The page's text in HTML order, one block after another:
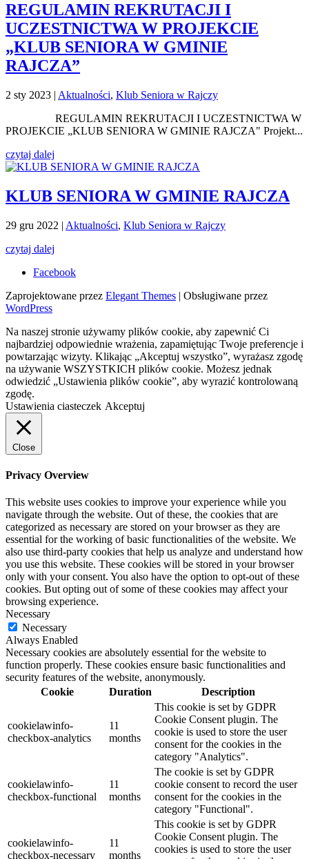
REGULAMIN REKRUTACJI I
UCZESTNICTWA W PROJEKCIE
„KLUB SENIORA W GMINIE
RAJCZA”
2 sty 2023 | Aktualności, Klub Seniora w Rajczy
REGULAMIN REKRUTACJI I UCZESTNICTWA W
PROJEKCIE „KLUB SENIORA W GMINIE RAJCZA" Projekt...
czytaj dalej
KLUB SENIORA W GMINIE RAJCZA
29 gru 2022 | Aktualności, Klub Seniora w Rajczy
czytaj dalej
Facebook
Zaprojektowane przez Elegant Themes | Obsługiwane przez
WordPress
Na naszej stronie używamy plików cookie, aby zapewnić Ci
najbardziej odpowiednie wrażenia, zapamiętując Twoje preferencje i
powtarzając wizyty. Klikając „Akceptuj wszystko”, wyrażasz zgodę
na używanie WSZYSTKICH plików cookie. Możesz jednak
odwiedzić „Ustawienia plików cookie”, aby wyrazić kontrolowaną
zgodę.
Ustawienia ciasteczek Akceptuj
Close
Privacy Overview
This website uses cookies to improve your experience while you
navigate through the website. Out of these, the cookies that are
categorized as necessary are stored on your browser as they are
essential for the working of basic functionalities of the website. We
also use third-party cookies that help us analyze and understand how
you use this website. These cookies will be stored in your browser
only with your consent. You also have the option to opt-out of these
cookies. But opting out of some of these cookies may affect your
browsing experience.
Necessary
Necessary
Always Enabled
Necessary cookies are absolutely essential for the website to
function properly. These cookies ensure basic functionalities and
security features of the website, anonymously.
Cookie
Duration Description
cookielawinfo-
checkbox-analytics
11
months
This cookie is set by GDPR
Cookie Consent plugin. The
cookie is used to store the user
consent for the cookies in the
category "Analytics".
cookielawinfo-
checkbox-functional
11
months
The cookie is set by GDPR
cookie consent to record the user
consent for the cookies in the
category "Functional".
cookielawinfo-
checkbox-necessary
11
months
This cookie is set by GDPR
Cookie Consent plugin. The
cookies is used to store the user